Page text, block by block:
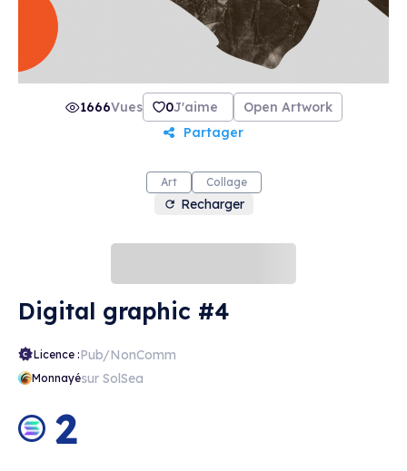
1666Vues 0J'aime
Open Artwork
Partager
Art Collage
Recharger
Digital graphic #4
Licence :Pub/NonComm
Monnayésur SolSea
2